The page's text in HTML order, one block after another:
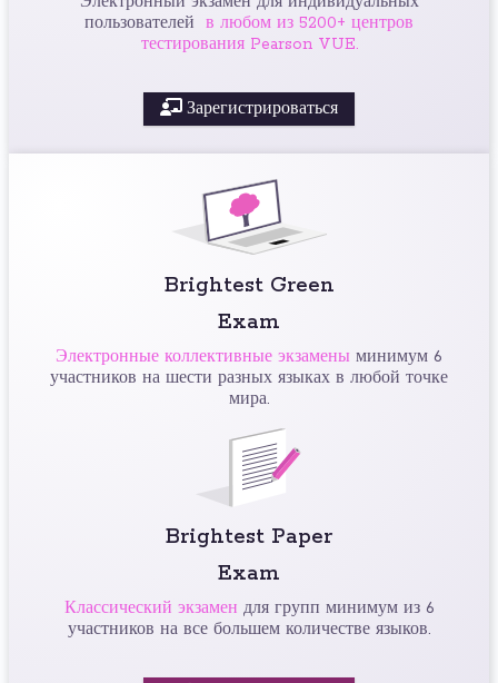
пользователей
в любом из 5200+ центров
тестирования Pearson VUE.
Зарегистрироваться
Brightest Green
Exam
Электронные коллективные экзамены минимум 6
участников на шести разных языках в любой точке
мира.
Brightest Paper
Exam
Классический экзамен для групп минимум из 6
участников на все большем количестве языков.